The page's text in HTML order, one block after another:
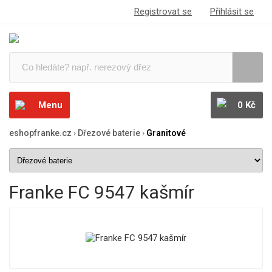
Registrovat se Přihlásit se
Menu 0 Kč
eshopfranke.cz › Dřezové baterie› Granitové
Franke FC 9547 kašmír